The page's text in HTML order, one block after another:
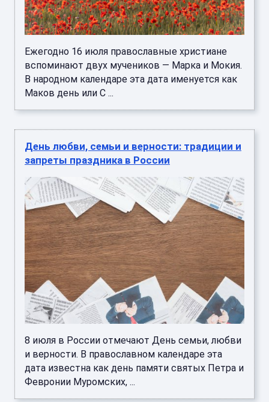
Ежегодно 16 июля православные христиане
вспоминают двух мучеников — Марка и Мокия.
В народном календаре эта дата именуется как
Маков день или С ...
День любви, семьи и верности: традиции и
запреты праздника в России
8 июля в России отмечают День семьи, любви
и верности. В православном календаре эта
дата известна как день памяти святых Петра и
Февронии Муромских, ...